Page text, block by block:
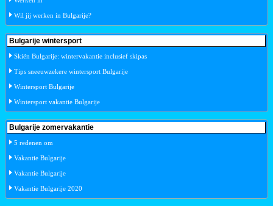
Wil jij werken in Bulgarije?
Bulgarije wintersport
Skiën Bulgarije: wintervakantie inclusief skipas
Tips sneeuwzekere wintersport Bulgarije
Wintersport Bulgarije
Wintersport vakantie Bulgarije
Bulgarije zomervakantie
5 redenen om
Vakantie Bulgarije
Vakantie Bulgarije
Vakantie Bulgarije 2020